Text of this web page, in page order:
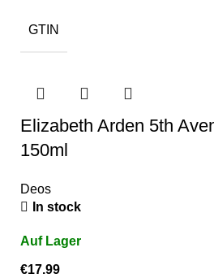
GTIN
Elizabeth Arden 5th
150ml
Deos
In stock
€17.99